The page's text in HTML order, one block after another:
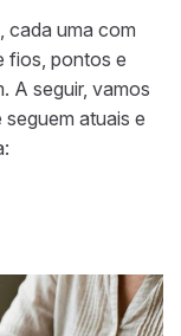
cada uma com
fios, pontos e
A seguir, vamos
atuais e